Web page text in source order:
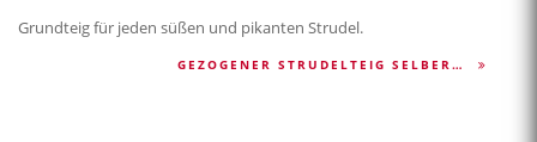
Grundteig für jeden süßen und pikanten Strudel.
GEZOGENER STRUDELTEIG SELBER…